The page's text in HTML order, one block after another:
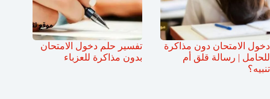
دخول الامتحان دون مذاكرة
للحامل | رسالة قلق أم
تنبيه؟
تفسير حلم دخول الامتحان
بدون مذاكرة للعزباء